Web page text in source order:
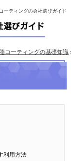
ーティングの会社選びガイド
コーティングの基礎知識
利用方法